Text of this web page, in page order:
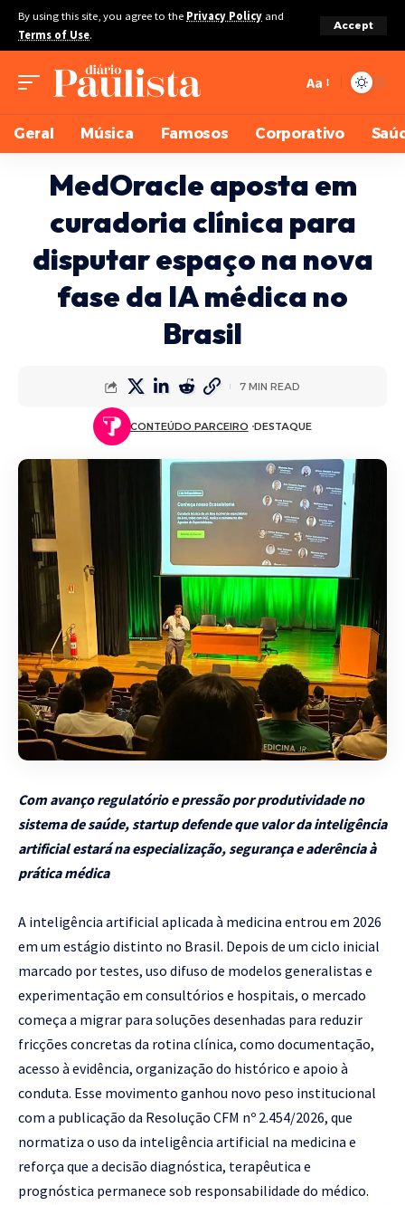
By using this site, you agree to the Privacy Policy and
Terms of Use.
Accept
Aa
Geral Música Famosos Corporativo
MedOracle aposta em
curadoria clínica para
disputar espaço na nova
fase da IA médica no
Brasil
CONTEÚDO PARCEIRO DESTAQUE
7 MIN READ
Com avanço regulatório e pressão por produtividade no
sistema de saúde, startup defende que valor da inteligência
artificial estará na especialização, segurança e aderência à
prática médica
A inteligência artificial aplicada à medicina entrou em 2026
em um estágio distinto no Brasil. Depois de um ciclo inicial
marcado por testes, uso difuso de modelos generalistas e
experimentação em consultórios e hospitais, o mercado
começa a migrar para soluções desenhadas para reduzir
fricções concretas da rotina clínica, como documentação,
acesso à evidência, organização do histórico e apoio à
conduta. Esse movimento ganhou novo peso institucional
com a publicação da Resolução CFM nº 2.454/2026, que
normatiza o uso da inteligência artificial na medicina e
reforça que a decisão diagnóstica, terapêutica e
prognóstica permanece sob responsabilidade do médico.